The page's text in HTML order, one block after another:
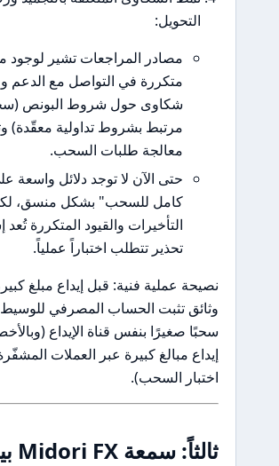
مصادر المراجعات تشير لوجود مشكلات
متكررة في التواصل مع الدعم وعدّة
شكاوى حول شروط البونص (سحب
مرتبط بشروط تداولية معقّدة) وتأخير في
معالجة طلبات السحب.
حتى الآن لا توجد دلائل واسعة على "رفض
كامل للسحب" بشكل منسق، لكن
التأخيرات والقيود المتكررة تُعد إشارة
تحذير تتطلب اختباراً عملياً.
نصيحة عملية فنية: قبل إيداع مبلغ كبير، اطلب
وثائق تثبت الحساب المصرفي للوسيط، واختبر
سحبًا صغيرًا بنفس قناة الإيداع (وبالأخص تجنّب
إيداع مبالغ كبيرة عبر العملات المشفّرة دون
اختبار السحب).
ثالثاً: سمعة Midori FX بين